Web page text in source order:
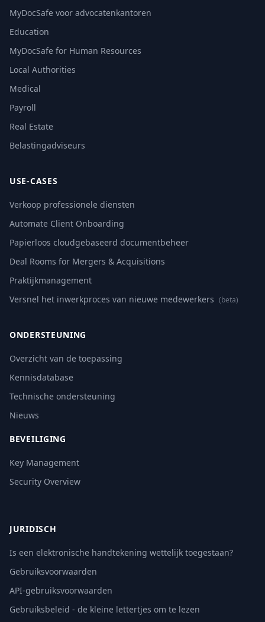
MyDocSafe voor advocatenkantoren
Education
MyDocSafe for Human Resources
Local Authorities
Medical
Payroll
Real Estate
Belastingadviseurs
USE-CASES
Verkoop professionele diensten
Automate Client Onboarding
Papierloos cloudgebaseerd documentbeheer
Deal Rooms for Mergers & Acquisitions
Praktijkmanagement
Versnel het inwerkproces van nieuwe medewerkers (beta)
ONDERSTEUNING
Overzicht van de toepassing
Kennisdatabase
Technische ondersteuning
Nieuws
BEVEILIGING
Key Management
Security Overview
JURIDISCH
Is een elektronische handtekening wettelijk toegestaan?
Gebruiksvoorwaarden
API-gebruiksvoorwaarden
Gebruiksbeleid - de kleine lettertjes om te lezen